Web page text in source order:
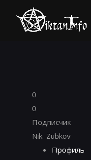
0
0
Подписчик
Nik Zubkov
Профиль